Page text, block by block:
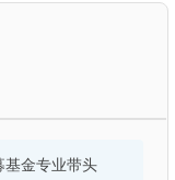
基金专业带头